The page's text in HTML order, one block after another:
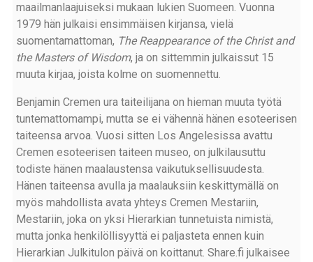
maailmanlaajuiseksi mukaan lukien Suomeen. Vuonna
1979 hän julkaisi ensimmäisen kirjansa, vielä
suomentamattoman, The Reappearance of the Christ and
the Masters of Wisdom, ja on sittemmin julkaissut 15
muuta kirjaa, joista kolme on suomennettu.
Benjamin Cremen ura taiteilijana on hieman muuta työtä
tuntemattomampi, mutta se ei vähennä hänen esoteerisen
taiteensa arvoa. Vuosi sitten Los Angelesissa avattu
Cremen esoteerisen taiteen museo, on julkilausuttu
todiste hänen maalaustensa vaikutuksellisuudesta.
Hänen taiteensa avulla ja maalauksiin keskittymällä on
myös mahdollista avata yhteys Cremen Mestariin,
Mestariin, joka on yksi Hierarkian tunnetuista nimistä,
mutta jonka henkilöllisyyttä ei paljasteta ennen kuin
Hierarkian Julkitulon päivä on koittanut. Share.fi julkaisee